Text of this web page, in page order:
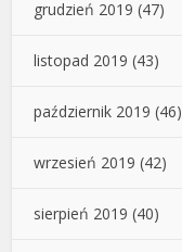
grudzień 2019 (47)
listopad 2019 (43)
październik 2019 (46)
wrzesień 2019 (42)
sierpień 2019 (40)